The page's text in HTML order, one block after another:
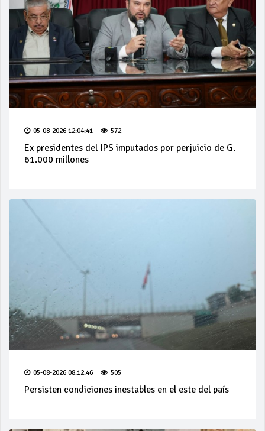
05-08-2026 12:04:41 572
Ex presidentes del IPS imputados por perjuicio de G.
61.000 millones
05-08-2026 08:12:46 505
Persisten condiciones inestables en el este del país